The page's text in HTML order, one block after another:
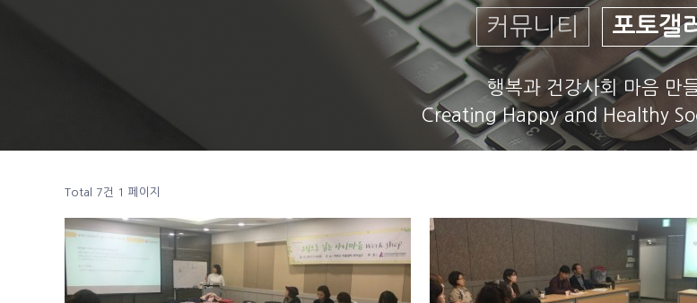
커뮤니티 포토갤
행복과 건강사회 마음 만들
Creating Happy and Healthy
Total 7건 1 페이지